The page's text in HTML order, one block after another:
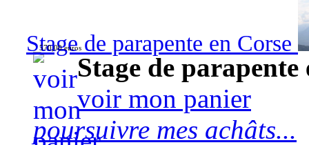
Stage de parapente en Corse
570,00 euros
Stage de
voir mon panier
poursuivre mes achâts...